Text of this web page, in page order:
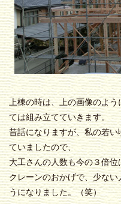
上棟の時は、上の画像のよ
ては組み立てていきます。
昔話になりますが、私の若
ていましたので、
大工さんの人数も今の３倍
クレーンのおかげで、少な
うになりました。（笑）